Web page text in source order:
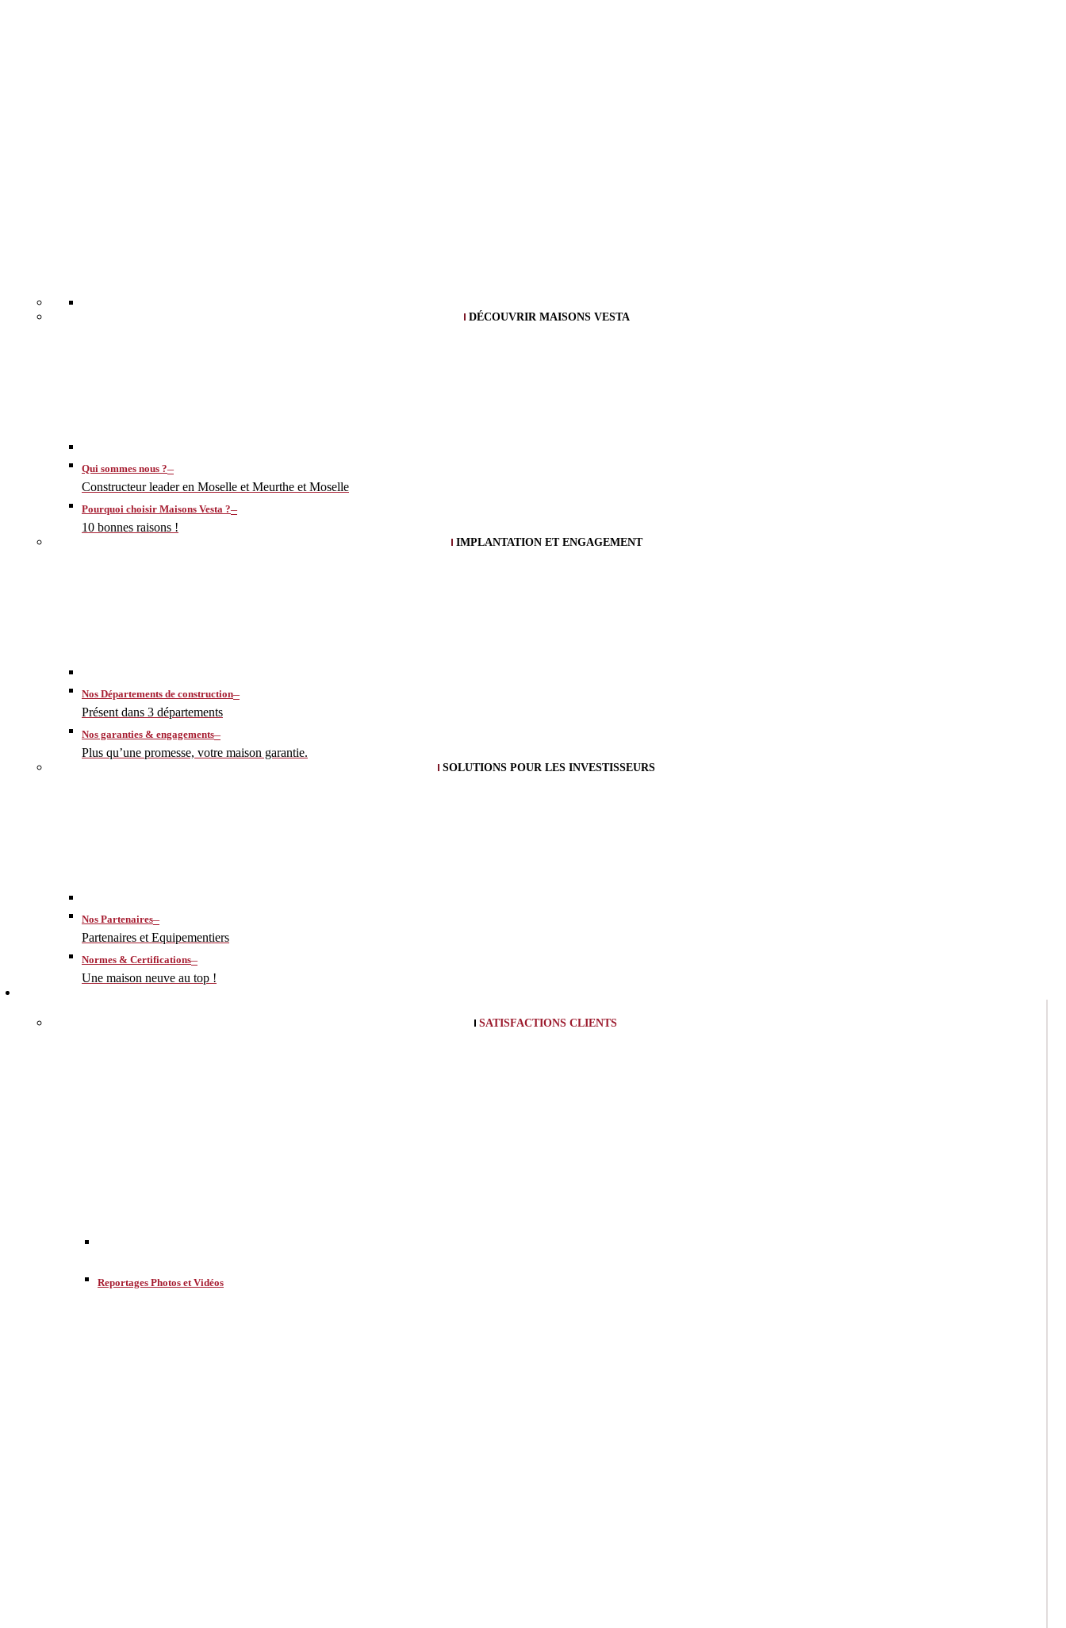
DÉCOUVRIR MAISONS VESTA
Qui sommes nous ?–
Constructeur leader en Moselle et Meurthe et Moselle
Pourquoi choisir Maisons Vesta ?–
10 bonnes raisons !
IMPLANTATION ET ENGAGEMENT
Nos Départements de construction–
Présent dans 3 départements
Nos garanties & engagements–
Plus qu’une promesse, votre maison garantie.
SOLUTIONS POUR LES INVESTISSEURS
Nos Partenaires–
Partenaires et Equipementiers
Normes & Certifications–
Une maison neuve au top !
SATISFACTIONS CLIENTS
Reportages Photos et Vidéos